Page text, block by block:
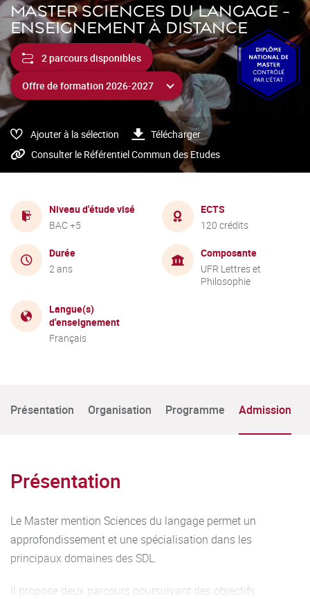
MASTER SCIENCES DU LANGAGE -
ENSEIGNEMENT À DISTANCE
2 parcours disponibles
Ajouter à la sélection
Télécharger
Consulter le Référentiel Commun des Etudes
Niveau d'étude visé
BAC +5
ECTS
120 crédits
Durée
2 ans
Composante
UFR Lettres et
Philosophie
Langue(s)
d'enseignement
Français
Présentation Organisation Programme Admission
Présentation
Le Master mention Sciences du langage permet un
approfondissement et une spécialisation dans les
principaux domaines des SDL.
Il propose deux parcours poursuivant des objectifs